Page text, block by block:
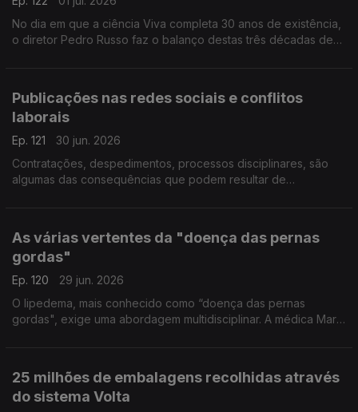
No dia em que a ciência Viva completa 30 anos de existência,
o diretor Pedro Russo faz o balanço destas três décadas de
Publicações nas redes sociais e conflitos
laborais
Ep. 121
30 jun. 2026
Contratações, despedimentos, processos disciplinares, são
algumas das consequências que podem resultar de
As várias vertentes da "doença das pernas
gordas"
Ep. 120
29 jun. 2026
O lipedema, mais conhecido como “doença das pernas
gordas", exige uma abordagem multidisciplinar. A médica Marta
25 milhões de embalagens recolhidas através
do sistema Volta